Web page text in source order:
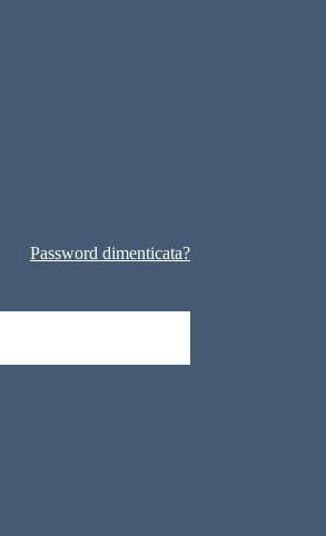
Password dimenticata?